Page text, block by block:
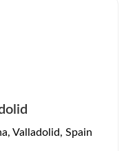
Valladolid, Spain